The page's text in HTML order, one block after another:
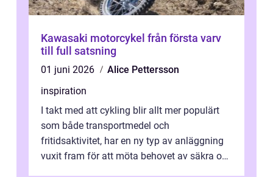
Kawasaki motorcykel från första varv
till full satsning
01 juni 2026
Alice Pettersson
inspiration
I takt med att cykling blir allt mer populärt
som både transportmedel och
fritidsaktivitet, har en ny typ av anläggning
vuxit fram för att möta behovet av säkra och